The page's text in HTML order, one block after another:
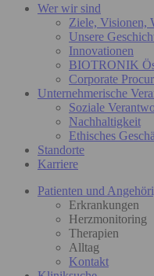
Wer wir sind
Ziele, Visionen,
Unsere
Innovationen
BIOTRONIK
Corporate
Unternehmerische
Soziale
Nachhaltigkeit
Ethisches
Standorte
Karriere
Patienten und
Erkrankungen
Herzmonitoring
Therapien
Alltag
Kontakt